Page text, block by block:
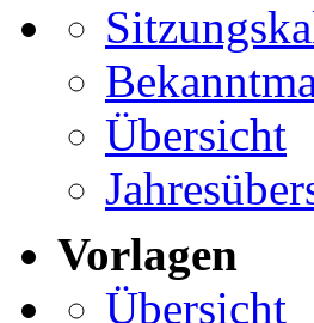
Übersicht
Vorlagen
Übersicht